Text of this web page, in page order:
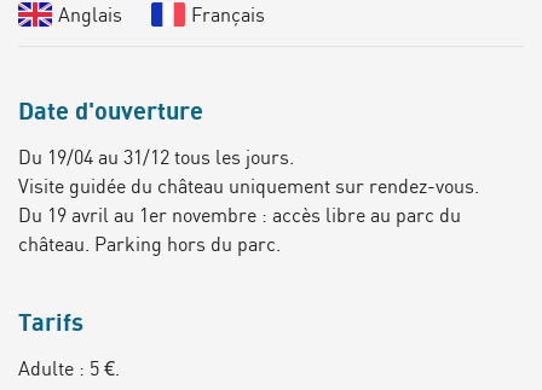
Anglais Français
Date d'ouverture
Du 19/04 au 31/12 tous les jours.
Visite guidée du château uniquement sur rendez-vous.
Du 19 avril au 1er novembre : accès libre au parc du
château. Parking hors du parc.
Tarifs
Adulte : 5 €.